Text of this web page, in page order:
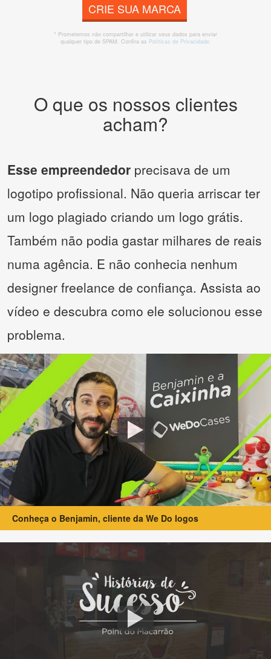
CRIE SUA MARCA
* Prometemos não compartilhar e utilizar seus dados para enviar
qualquer tipo de SPAM. Confira as Políticas de Privacidade.
O que os nossos clientes
acham?
Esse empreendedor precisava de um
logotipo profissional. Não queria arriscar ter
um logo plagiado criando um logo grátis.
Também não podia gastar milhares de reais
numa agência. E não conhecia nenhum
designer freelance de confiança. Assista ao
vídeo e descubra como ele solucionou esse
problema.
Conheça o Benjamin, cliente da We Do logos